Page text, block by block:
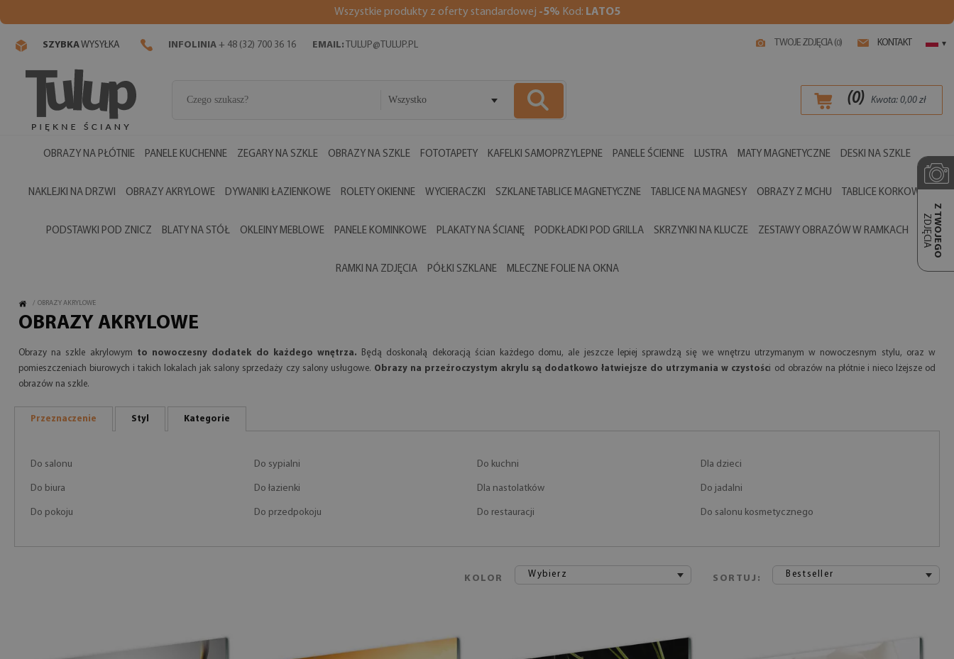
Wszystkie produkty z oferty standardowej -5% Kod: LATO5
TWOJE ZDJĘCIA (0) KONTAKT ▾
SZYBKAWYSYŁKA INFOLINIA + 48 (32) 700 36 16 EMAIL: TULUP@TULUP.PL
Wszystko (0) Kwota: 0,00zł
OBRAZY NA PŁÓTNIE PANELE KUCHENNE ZEGARY NA SZKLE OBRAZY NA SZKLE FOTOTAPETY KAFELKI SAMOPRZYLEPNE PANELE ŚCIENNE LUSTRA MATY MAGNETYCZNE DESKI NA SZKLE
NAKLEJKI NA DRZWI OBRAZY AKRYLOWE DYWANIKI ŁAZIENKOWE ROLETY OKIENNE WYCIERACZKI SZKLANE TABLICE MAGNETYCZNE TABLICE NA MAGNESY OBRAZY Z MCHU TABLICE KORKOWE
PODSTAWKI POD ZNICZ BLATY NA STÓŁ OKLEINY MEBLOWE PANELE KOMINKOWE PLAKATY NA ŚCIANĘ PODKŁADKI POD GRILLA SKRZYNKI NA KLUCZE ZESTAWY OBRAZÓW W RAMKACH
RAMKI NA ZDJĘCIA PÓŁKI SZKLANE MLECZNE FOLIE NA OKNA
Z TWOJEGO
ZDJĘCIA
/ OBRAZY AKRYLOWE
OBRAZY AKRYLOWE
Obrazy na szkle akrylowym to nowoczesny dodatek do każdego wnętrza. Będą doskonałą dekoracją ścian każdego domu, ale jeszcze lepiej sprawdzą się we wnętrzu utrzymanym w nowoczesnym stylu, oraz w
pomieszczeniach biurowych i takich lokalach jak salony sprzedaży czy salony usługowe. Obrazy na przeźroczystym akrylu są dodatkowo łatwiejsze do utrzymania w czystości od obrazów na płótnie i nieco lżejsze od
obrazów na szkle.
Przeznaczenie Styl Kategorie
Do salonu Do sypialni Do kuchni Dla dzieci
Do biura Do łazienki Dla nastolatków Do jadalni
Do pokoju Do przedpokoju Do restauracji Do salonu kosmetycznego
KOLOR Wybierz SORTUJ: Bestseller